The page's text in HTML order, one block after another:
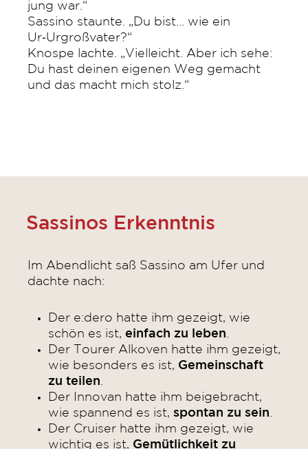
jung war.“
Sassino staunte. „Du bist… wie ein
Ur‑Urgroßvater?“
Knospe lachte. „Vielleicht. Aber ich sehe:
Du hast deinen eigenen Weg gemacht
und das macht mich stolz.“
Sassinos Erkenntnis
Im Abendlicht saß Sassino am Ufer und
dachte nach:
Der e:dero hatte ihm gezeigt, wie
schön es ist, einfach zu leben
Der Tourer Alkoven hatte ihm gezeigt,
wie besonders es ist, Gemeinschaft
zu teilen
Der Innovan hatte ihm beigebracht,
wie spannend es ist, spontan zu sein
Der Cruiser hatte ihm gezeigt, wie
wichtig es ist, Gemütlichkeit zu